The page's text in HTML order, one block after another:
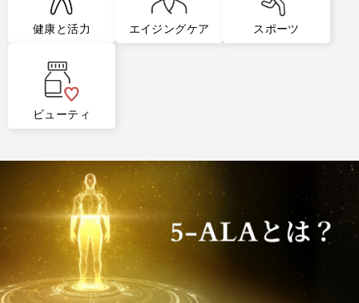
ィ プレミアム5-
ALA100（30日分）
¥9,900税込
機能性表示食品 血糖値対策
トレートセラム(30mL／
約２ヶ月分)
¥6,600
SOLD OUT
健康と活力 エイジングケア スポーツ
ビューティ